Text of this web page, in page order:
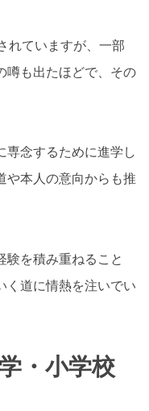
れていますが、一部
噂も出たほどで、その
専念するために進学し
や本人の意向からも推
験を積み重ねること
く道に情熱を注いでい
・小学校